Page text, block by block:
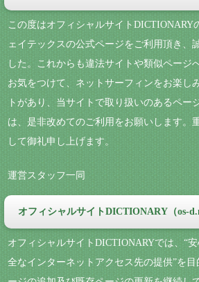
この度はオフィシャルサイトDICTIONARY
ェイテックスの公式ページをご利用頂き、
した。これからも違法サイトや類似ページ
お気をつけて、ネットサーフィンをお楽し
トがあり、当サイトで取り扱いのあるペー
は、是非改めてのご利用をお願いします。
して御礼申し上げます。
運営スタッフ一同
オフィシャルサイトDICTIONARY（os-
オフィシャルサイトDICTIONARYでは、“
全なインターネットアクセス先の提供”を